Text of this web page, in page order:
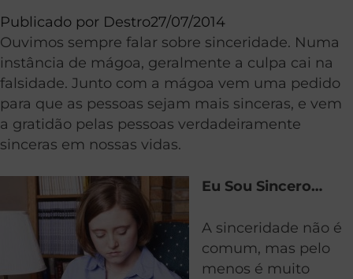
Publicado por Destro27/07/2014
Ouvimos sempre falar sobre sinceridade. Numa
instância de mágoa, geralmente a culpa cai na
falsidade. Junto com a mágoa vem uma pedido
para que as pessoas sejam mais sinceras, e vem
a gratidão pelas pessoas verdadeiramente
sinceras em nossas vidas.
Eu Sou Sincero…
A sinceridade não é
comum, mas pelo
menos é muito